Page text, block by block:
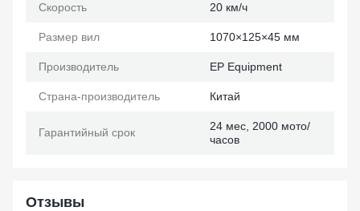
Скорость 20 км/ч
Размер вил 1070×125×45 мм
Производитель EP Еquipment
Страна-производитель Китай
Гарантийный срок
24 мес, 2000 мото/
часов
Отзывы